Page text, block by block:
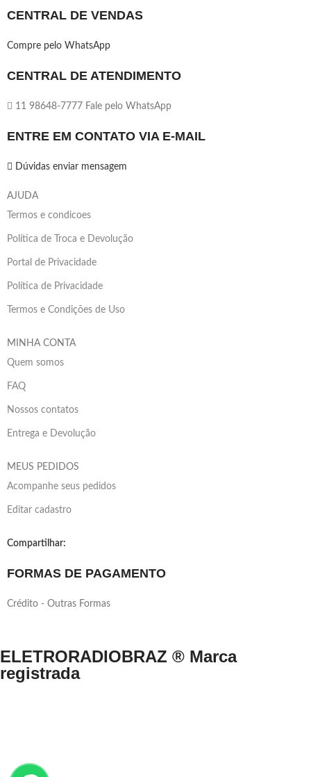
CENTRAL DE VENDAS
Compre pelo WhatsApp
CENTRAL DE ATENDIMENTO
11 98648-7777 Fale pelo WhatsApp
ENTRE EM CONTATO VIA E-MAIL
Dúvidas enviar mensagem
AJUDA
Termos e condicoes
Política de Troca e Devolução
Portal de Privacidade
Política de Privacidade
Termos e Condições de Uso
MINHA CONTA
Quem somos
FAQ
Nossos contatos
Entrega e Devolução
MEUS PEDIDOS
Acompanhe seus pedidos
Editar cadastro
Compartilhar:
FORMAS DE PAGAMENTO
Crédito - Outras Formas
ELETRORADIOBRAZ ® Marca
registrada
Av. Francisco Matarazzo, nº 891, Água Branca, São Paulo/SP – Brasil –